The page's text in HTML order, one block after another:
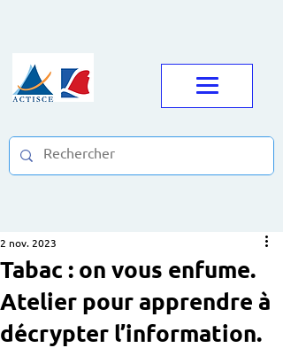
Tabac : on vous enfume.
Atelier pour apprendre à
décrypter l’information.
2 nov. 2023